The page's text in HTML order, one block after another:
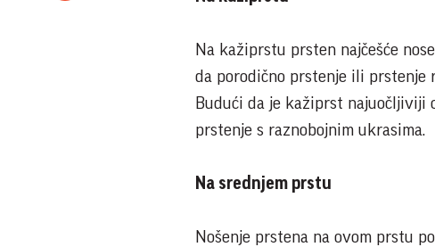
Na kažiprstu prsten najčešće
da porodično prstenje ili prstenje
Budući da je kažiprst najuočljiviji
prstenje s raznobojnim ukrasima.
Na srednjem prstu
Nošenje prstena na ovom prstu